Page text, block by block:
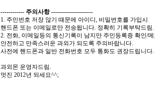
------------ 주의사항 ---------------------
1. 주민번호 저장 않기 때문에 아이디, 비밀번호를 가입시
핸드폰 또는 이메일로만 전송됩니다. 정확히 기록부탁드림.
2. 전화, 이메일등의 통신기록이 남지만 주민등록증 확인/
안전하고 만족스러운 과외가 되도록 주의바랍니다.
사전에 핸드폰과 일반 전화번호 모두 통화도 권장드립니다.
과외몬 운영자드림.
멋진 2012년 되세요^^;